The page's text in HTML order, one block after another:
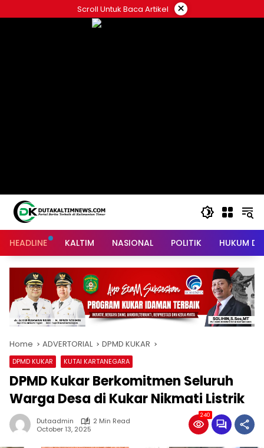
to
Scroll Untuk Baca Artikel ×
HEADLINE KALTIM NASIONAL POLITIK HUKUM
Home ADVERTORIAL DPMD KUKAR
DPMD KUKAR KUTAI KARTANEGARA
DPMD Kukar Berkomitmen Seluruh
Warga Desa di Kukar Nikmati Listrik
Dutaadmin
2 Min Read
October 13, 2025
240